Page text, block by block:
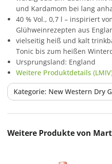
und Kardamom bei lang
40 % Vol., 0,7 l – inspiriert
Glühweinrezepten aus
vielseitig heiß und kalt
Tonic bis zum heißen
Ursprungsland: England
Weitere Produktdetails
Kategorie: New Western Dry
Produktgalerie überspringen
Weitere Produkte von